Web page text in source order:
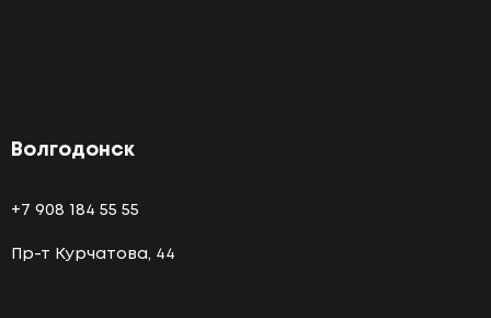
Волгодонск
+7 908 184 55 55
Пр-т Курчатова, 44